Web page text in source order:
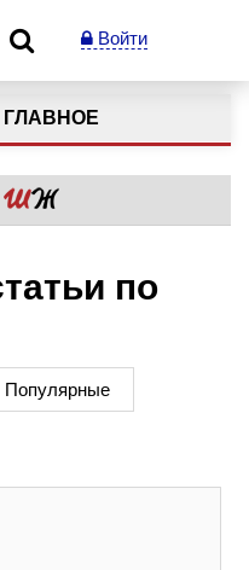
Войти
ГЛАВНОЕ
по
Популярные